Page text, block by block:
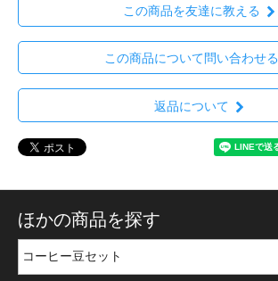
この商品を友達に教える
この商品について問い合わせる
返品について
ほかの商品を探す